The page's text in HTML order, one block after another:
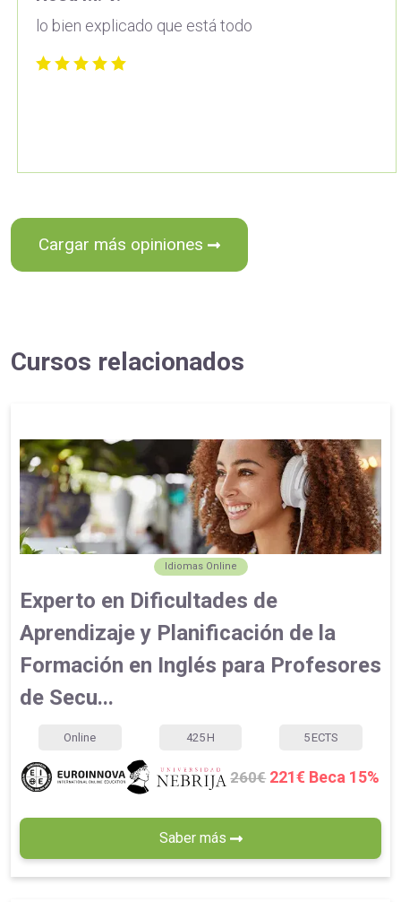
lo bien explicado que está todo
Cargar más opiniones
Cursos relacionados
Idiomas Online
Experto en Dificultades de
Aprendizaje y Planificación de la
Formación en Inglés para Profesores
de Secu...
Online 425 H 5 ECTS
260€ 221€ Beca 15%
Saber más